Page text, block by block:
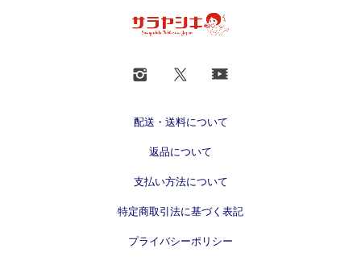
配送・送料について
返品について
支払い方法について
特定商取引法に基づく表記
プライバシーポリシー